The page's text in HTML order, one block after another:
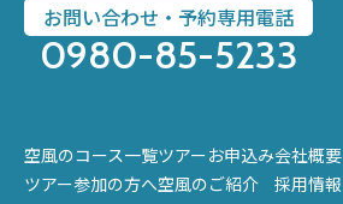
お問い合わせ・予約専用電話
0980-85-5233
空風のコース一覧
ツアー参加の方へ
ツアーお申込み
空風のご紹介
会社概要
採用情報